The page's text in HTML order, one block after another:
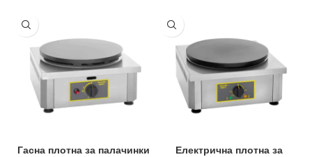
Гасна плотна за палачинки
Електрична плотна за